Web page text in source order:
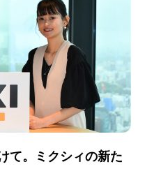
て。ミクシィの新た